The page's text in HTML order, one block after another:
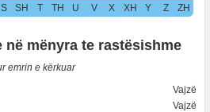
S SH T TH U V X XH Y Z ZH
në mënyra te rastësishme
emrin e kërkuar
Vajzë
Vajzë